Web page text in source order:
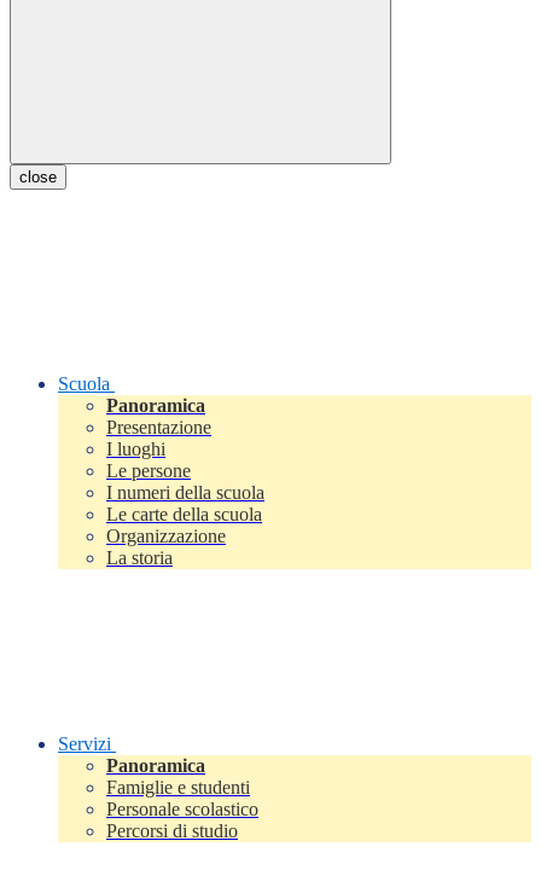
close
Scuola
Panoramica
Presentazione
I luoghi
Le persone
I numeri della scuola
Le carte della scuola
Organizzazione
La storia
Servizi
Panoramica
Famiglie e studenti
Personale scolastico
Percorsi di studio